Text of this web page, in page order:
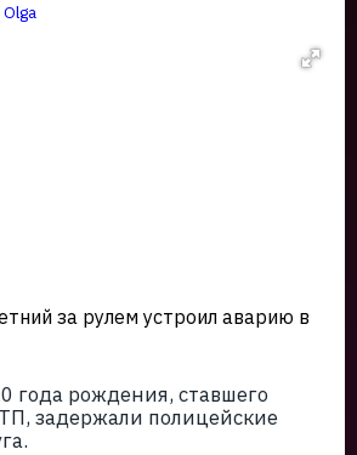
Olga
за рулем устроил аварию в
года рождения, ставшего
задержали полицейские